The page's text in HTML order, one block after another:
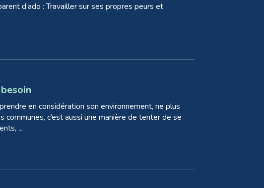
d’ado : Travailler sur ses propres peurs et
en considération son environnement, ne plus
communes, c’est aussi une manière de tenter de se
...